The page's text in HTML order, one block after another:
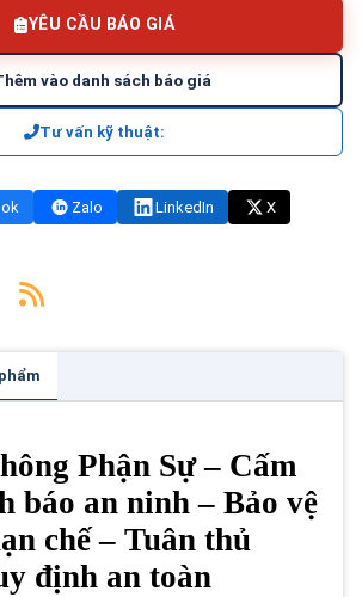
YÊU CẦU BÁO GIÁ
vào danh sách báo giá
Tư vấn kỹ thuật:
Zalo LinkedIn
X
Phận Sự – Cấm
báo an ninh – Bảo vệ
chế – Tuân thủ
định an toàn